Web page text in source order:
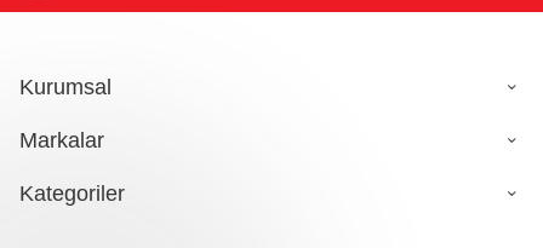
Kurumsal
Markalar
Kategoriler